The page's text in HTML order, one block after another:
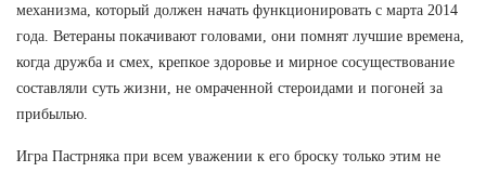
механизма, который должен начать функционировать с марта 2014
года. Ветераны покачивают головами, они помнят лучшие времена,
когда дружба и смех, крепкое здоровье и мирное сосуществование
составляли суть жизни, не омраченной стероидами и погоней за
прибылью.
Игра Пастрняка при всем уважении к его броску только этим не